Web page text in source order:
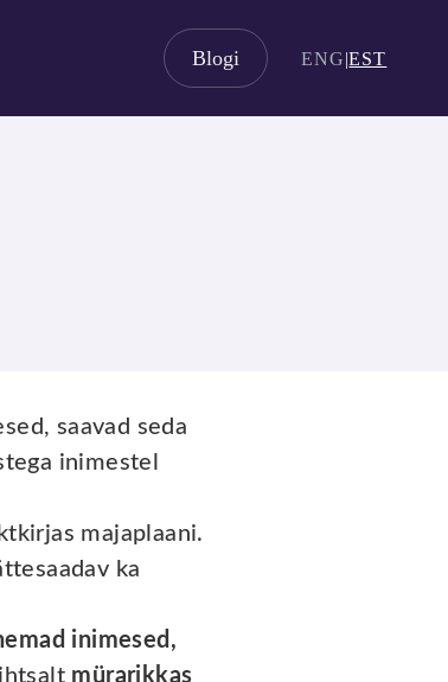
Blogi ENG|EST
saavad seda
inimestel
majaplaani.
ka
inimesed,
mürarikkas